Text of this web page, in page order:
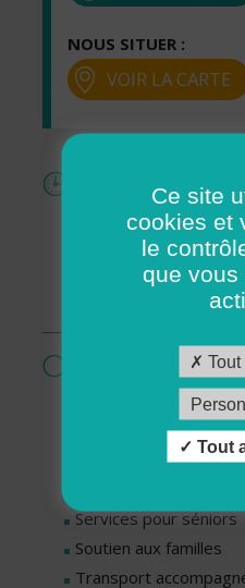
NOUS SITUER :
VOIR LA CARTE
Lundi : De 14h00 à
Mardi : De 09h00 à
Jeudi : De 09h00 à
Vendredi : De 09h00 à
Services proposés
Livraisons de repas
Ménage - Repassage
Services pour
Services pour séniors
Soutien aux familles
Transport
Ce site
cookies et
le
que vous
Tout
Tout